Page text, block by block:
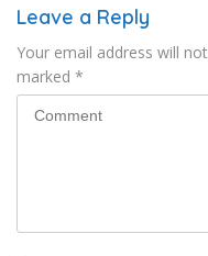
Leave a Reply
Your email address will
marked *